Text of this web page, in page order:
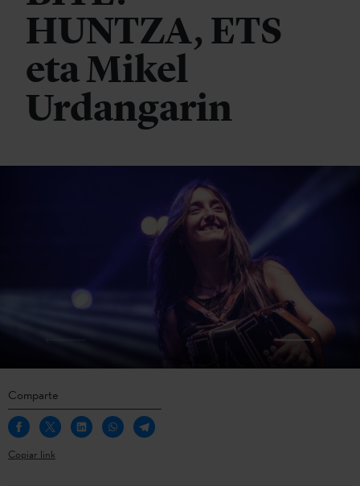
HUNTZA, ETS
eta Mikel
Urdangarin
Comparte
Copiar link